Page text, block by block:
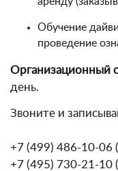
Обучение
проведение
Организационный
день.
Звоните и
+7 (499) 486-10-06
+7 (495) 730-21-10